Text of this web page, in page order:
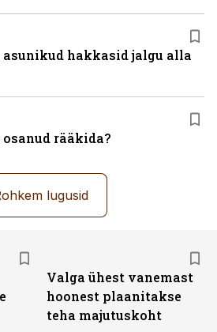
asunikud hakkasid jalgu alla
rääkida?
lugusid
Valga ühest vanemast
hoonest plaanitakse
teha majutuskoht